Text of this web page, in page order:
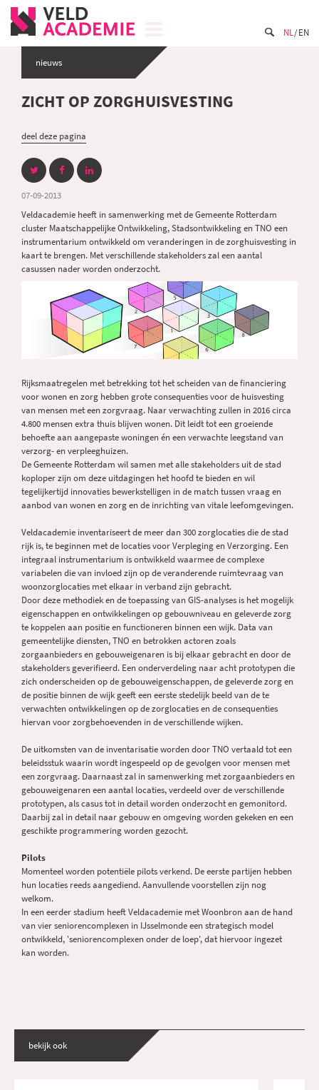
NL EN
nieuws
ZICHT OP ZORGHUISVESTING
deel deze pagina
07-09-2013
Veldacademie heeft in samenwerking met de Gemeente Rotterdam
cluster Maatschappelijke Ontwikkeling, Stadsontwikkeling en TNO een
instrumentarium ontwikkeld om veranderingen in de zorghuisvesting in
kaart te brengen. Met verschillende stakeholders zal een aantal
casussen nader worden onderzocht.
Rijksmaatregelen met betrekking tot het scheiden van de financiering
voor wonen en zorg hebben grote consequenties voor de huisvesting
van mensen met een zorgvraag. Naar verwachting zullen in 2016 circa
4.800 mensen extra thuis blijven wonen. Dit leidt tot een groeiende
behoefte aan aangepaste woningen én een verwachte leegstand van
verzorg- en verpleeghuizen.
De Gemeente Rotterdam wil samen met alle stakeholders uit de stad
koploper zijn om deze uitdagingen het hoofd te bieden en wil
tegelijkertijd innovaties bewerkstelligen in de match tussen vraag en
aanbod van wonen en zorg en de inrichting van vitale leefomgevingen.
Veldacademie inventariseert de meer dan 300 zorglocaties die de stad
rijk is, te beginnen met de locaties voor Verpleging en Verzorging. Een
integraal instrumentarium is ontwikkeld waarmee de complexe
variabelen die van invloed zijn op de veranderende ruimtevraag van
woonzorglocaties met elkaar in verband zijn gebracht.
Door deze methodiek en de toepassing van GIS-analyses is het mogelijk
eigenschappen en ontwikkelingen op gebouwniveau en geleverde zorg
te koppelen aan positie en functioneren binnen een wijk. Data van
gemeentelijke diensten, TNO en betrokken actoren zoals
zorgaanbieders en gebouweigenaren is bij elkaar gebracht en door de
stakeholders geverifieerd. Een onderverdeling naar acht prototypen die
zich onderscheiden op de gebouweigenschappen, de geleverde zorg en
de positie binnen de wijk geeft een eerste stedelijk beeld van de te
verwachten ontwikkelingen op de zorglocaties en de consequenties
hiervan voor zorgbehoevenden in de verschillende wijken.
De uitkomsten van de inventarisatie worden door TNO vertaald tot een
beleidsstuk waarin wordt ingespeeld op de gevolgen voor mensen met
een zorgvraag. Daarnaast zal in samenwerking met zorgaanbieders en
gebouweigenaren een aantal locaties, verdeeld over de verschillende
prototypen, als casus tot in detail worden onderzocht en gemonitord.
Daarbij zal in detail naar gebouw en omgeving worden gekeken en een
geschikte programmering worden gezocht.
Pilots
Momenteel worden potentiële pilots verkend. De eerste partijen hebben
hun locaties reeds aangediend. Aanvullende voorstellen zijn nog
welkom.
In een eerder stadium heeft Veldacademie met Woonbron aan de hand
van vier seniorencomplexen in IJsselmonde een strategisch model
ontwikkeld, 'seniorencomplexen onder de loep', dat hiervoor ingezet
kan worden.
bekijk ook